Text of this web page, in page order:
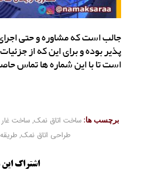
جالب است که مشاوره و حتی
پذیر بوده و برای این که از
است تا با این شماره ها تماس
برچسب ها: ساخت اتاق نمک, ساخت
طراحی اتاق نمک,
اشتراک